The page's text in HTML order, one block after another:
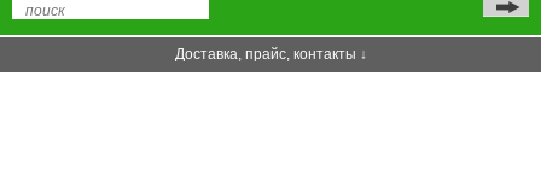
Доставка, прайс, контакты ↓